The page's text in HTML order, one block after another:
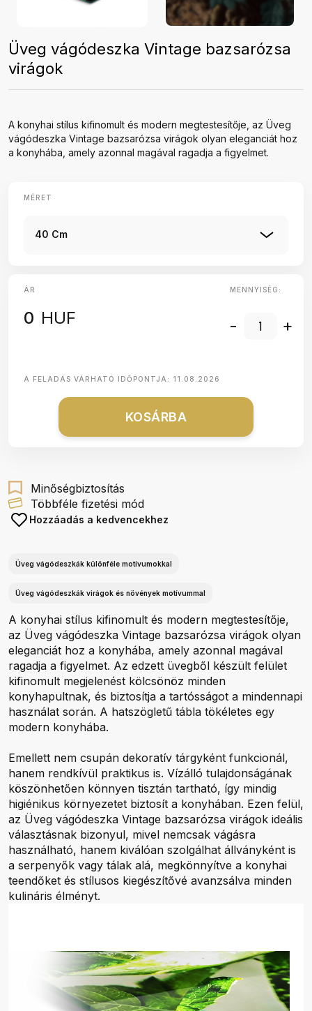
Üveg vágódeszka Vintage bazsarózsa
virágok
A konyhai stílus kifinomult és modern megtestesítője, az Üveg
vágódeszka Vintage bazsarózsa virágok olyan eleganciát hoz
a konyhába, amely azonnal magával ragadja a figyelmet.
MÉRET
40 Cm
ÁR
0 HUF
MENNYISÉG:
- +
A FELADÁS VÁRHATÓ IDŐPONTJA: 11.08.2026
KOSÁRBA
Minőségbiztosítás
Többféle fizetési mód
Hozzáadás a kedvencekhez
Üveg vágódeszkák különféle motívumokkal
Üveg vágódeszkák virágok és növények motívummal
A konyhai stílus kifinomult és modern megtestesítője,
az Üveg vágódeszka Vintage bazsarózsa virágok olyan
eleganciát hoz a konyhába, amely azonnal magával
ragadja a figyelmet. Az edzett üvegből készült felület
kifinomult megjelenést kölcsönöz minden
konyhapultnak, és biztosítja a tartósságot a mindennapi
használat során. A hatszögletű tábla tökéletes egy
modern konyhába.
Emellett nem csupán dekoratív tárgyként funkcionál,
hanem rendkívül praktikus is. Vízálló tulajdonságának
köszönhetően könnyen tisztán tartható, így mindig
higiénikus környezetet biztosít a konyhában. Ezen felül,
az Üveg vágódeszka Vintage bazsarózsa virágok ideális
választásnak bizonyul, mivel nemcsak vágásra
használható, hanem kiválóan szolgálhat állványként is
a serpenyők vagy tálak alá, megkönnyítve a konyhai
teendőket és stílusos kiegészítővé avanzsálva minden
kulináris élményt.